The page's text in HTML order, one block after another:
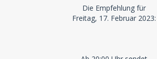
Die Empfehlung für
Freitag, 17. Februar 2023: